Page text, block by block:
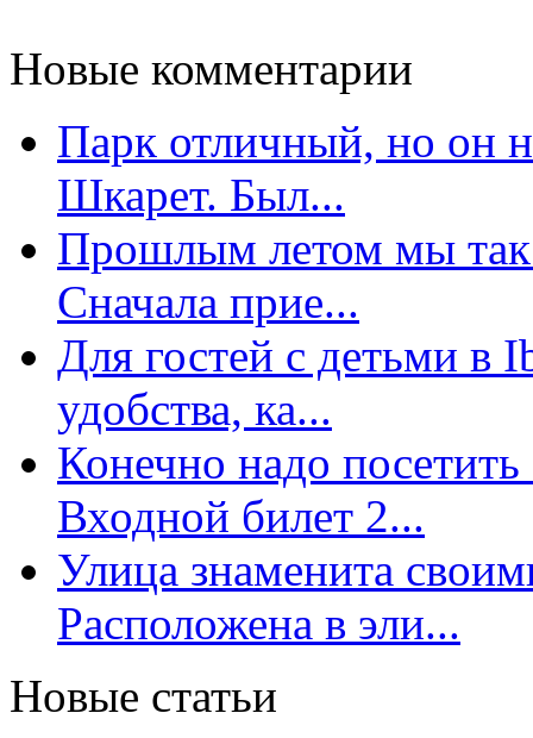
Новые комментарии
Парк отличный, но он
Шкарет. Был...
Прошлым летом мы так
Сначала прие...
Для гостей с детьми в
удобства, ка...
Конечно надо посетить
Входной билет 2...
Улица знаменита
Расположена в эли...
Новые статьи